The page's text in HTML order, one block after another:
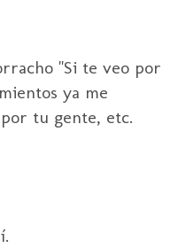
"Si te veo por
ya me
tu gente, etc.